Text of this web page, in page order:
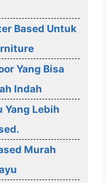
Based Untuk
Yang Bisa
Indah
Yang Lebih
Murah